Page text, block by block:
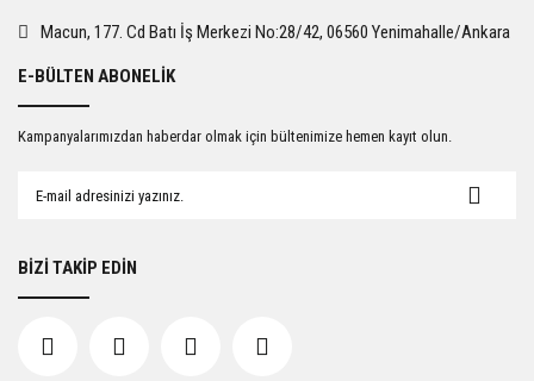
Gönder
Macun, 177. Cd Batı İş Merkezi No:28/42, 06560 Yenimahalle/Ankara
E-BÜLTEN ABONELİK
Kampanyalarımızdan haberdar olmak için bültenimize hemen kayıt olun.
BİZİ TAKİP EDİN